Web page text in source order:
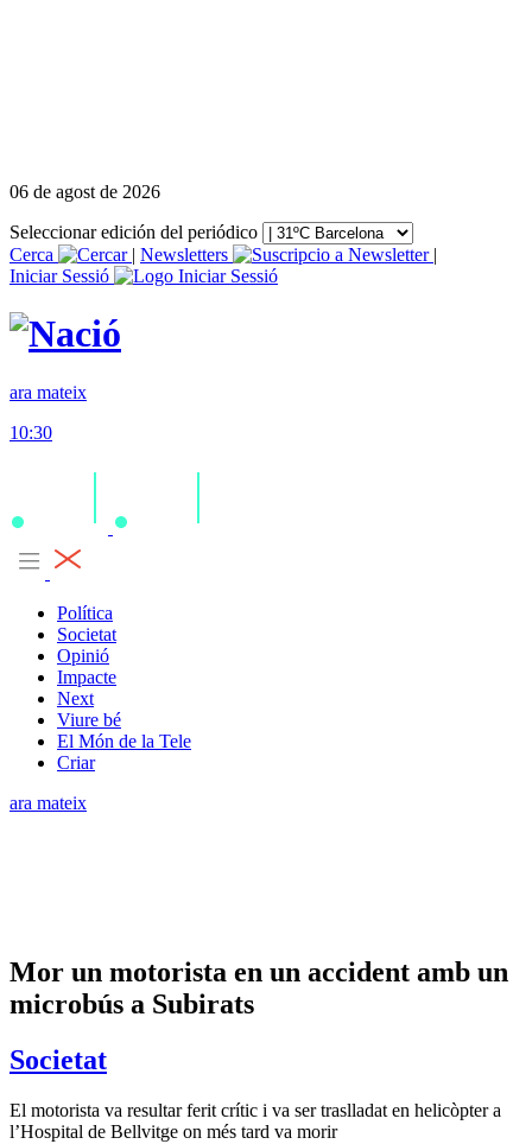
06 de agost de 2026
Seleccionar edición del periódico
Cerca
| Newsletters
|
Iniciar Sessió
ara mateix
10:30
Política
Societat
Opinió
Impacte
Next
Viure bé
El Món de la Tele
Criar
ara mateix
Mor un motorista en un accident amb un
microbús a Subirats
Societat
El motorista va resultar ferit crític i va ser traslladat en helicòpter a
l’Hospital de Bellvitge on més tard va morir